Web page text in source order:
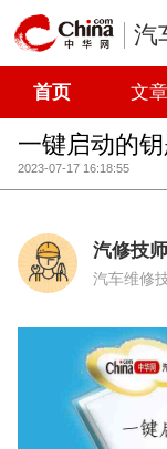
汽
首页 文章
一键启动的
2023-07-17 16:18:55
汽修技师
汽车维修